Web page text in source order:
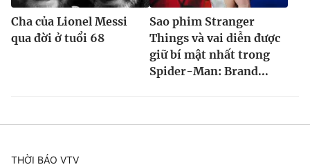
Cha của Lionel Messi
qua đời ở tuổi 68
Sao phim Stranger
Things và vai diễn được
giữ bí mật nhất trong
Spider-Man: Brand...
THỜI BÁO VTV